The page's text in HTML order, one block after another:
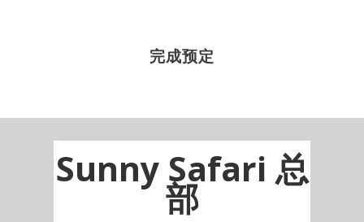
完成预定
Sunny Safari 总
部